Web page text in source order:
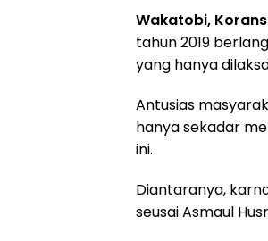
Wakatobi,
tahun 2019
yang hanya
Antusias
hanya sekadar
ini.
Diantaranya,
seusai Asmaul